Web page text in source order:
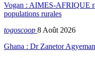
Vogan : AIMES-AFRIQUE
populations rurales
togoscoop 8 Août 2026
Ghana : Dr Zanetor